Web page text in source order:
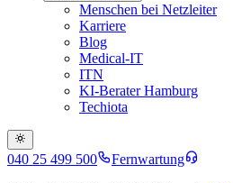
Menschen bei Netzleiter
Karriere
Blog
Medical-IT
ITN
KI-Berater Hamburg
Techiota
040 25 499 500 Fernwartung